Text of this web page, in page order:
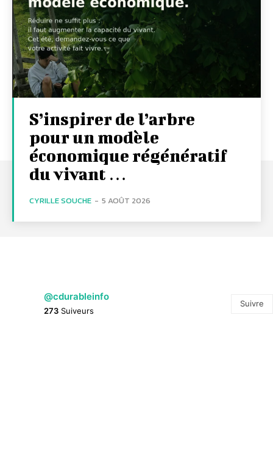
S’inspirer de l’arbre
pour un modèle
économique régénératif
du vivant …
CYRILLE SOUCHE - 5 AOÛT 2026
@cdurableinfo
273 Suiveurs
Suivre